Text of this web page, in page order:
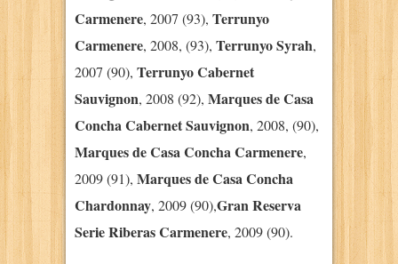
Carmenere, 2007 (93), Terrunyo
Carmenere, 2008, (93), Terrunyo Syrah,
2007 (90), Terrunyo Cabernet
Sauvignon, 2008 (92), Marques de Casa
Concha Cabernet Sauvignon, 2008, (90),
Marques de Casa Concha Carmenere,
2009 (91), Marques de Casa Concha
Chardonnay, 2009 (90),Gran Reserva
Serie Riberas Carmenere, 2009 (90).